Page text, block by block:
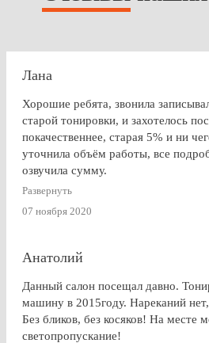
Лана
Хорошие ребята, звонила
старой тонировки, и захотелось
покачественнее, старая 5% и ни
уточнила объём работы, все
озвучила сумму.
По Работе и в целом претензии нет.
завершении работ, машина ждала
что заранее не позвонили.
Развернуть
07 ноября 2020
Анатолий
Данный салон посещал давно.
машину в 2015году. Нареканий
Без бликов, без косяков! На месте
светопропускание!